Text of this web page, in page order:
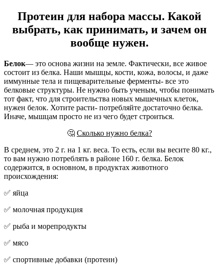
Протеин для набора массы. Какой
выбрать, как принимать, и зачем он
вообще нужен.
Белок— это основа жизни на земле. Фактически, все живое
состоит из белка. Наши мышцы, кости, кожа, волосы, и даже
иммунные тела и пищеварительные ферменты- все это
белковые структуры. Не нужно быть ученым, чтобы понимать
тот факт, что для строительства новых мышечных клеток,
нужен белок. Хотите расти- потребляйте достаточно белка.
Иначе, мышцам просто не из чего будет строиться.
🤔 Сколько нужно белка?
В среднем, это 2 г. на 1 кг. веса. То есть, если вы весите 80 кг.,
то вам нужно потреблять в районе 160 г. белка. Белок
содержится, в основном, в продуктах животного
происхождения:
✅ яйца
✅ молочная продукция
✅ рыба и морепродукты
✅ мясо
✅ спортивные добавки (протеин)